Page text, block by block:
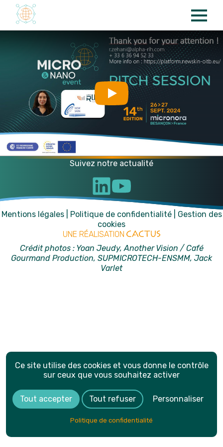
Play
Suivez notre actualité
Mentions légales| Politique de confidentialité| Gestion des
cookies
UNE RÉALISATION
Crédit photos : Yoan Jeudy, Another Vision / Café
Gourmand Production, SUPMICROTECH-ENSMM, Jack
Varlet
Panneau de gestion des cookies
Ce site utilise des cookies et vous donne le contrôle
sur ceux que vous souhaitez activer
Tout accepter Tout refuser Personnaliser
Politique de confidentialité